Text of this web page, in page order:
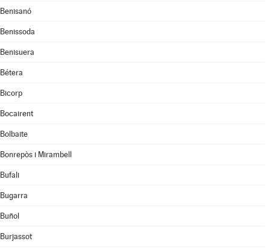
Benisanó
Benissoda
Benisuera
Bétera
Bicorp
Bocairent
Bolbaite
Bonrepòs i Mirambell
Bufali
Bugarra
Buñol
Burjassot